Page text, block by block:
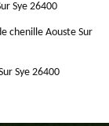
Sye 26400
chenille Aouste Sur
Sye 26400